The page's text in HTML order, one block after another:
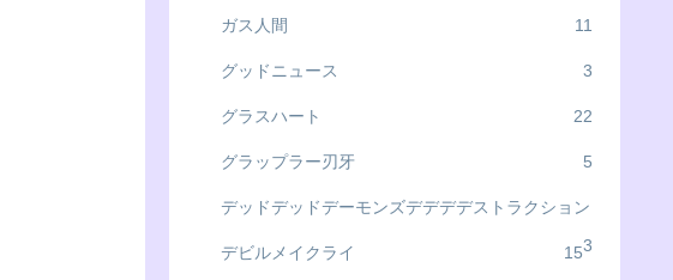
ガス人間 11
グッドニュース 3
グラスハート 22
グラップラー刃牙 5
デッドデッドデーモンズデデデデストラクション
3
デビルメイクライ 15